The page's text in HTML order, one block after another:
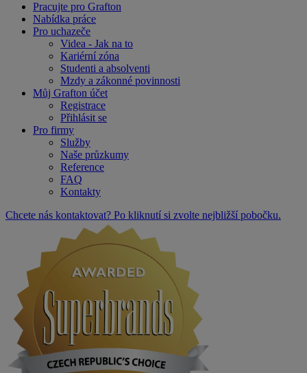
Pracujte pro Grafton
Nabídka práce
Pro uchazeče
Videa - Jak na to
Kariérní zóna
Studenti a absolventi
Mzdy a zákonné povinnosti
Můj Grafton účet
Registrace
Přihlásit se
Pro firmy
Služby
Naše průzkumy
Reference
FAQ
Kontakty
Chcete nás kontaktovat? Po kliknutí si zvolte nejbližší pobočku.